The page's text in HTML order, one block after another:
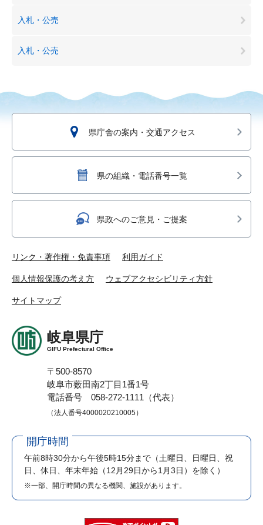
入札・公売
入札・公売
県庁舎の案内・交通アクセス
県の組織・電話番号一覧
県政へのご意見・ご提案
リンク・著作権・免責事項 利用ガイド
個人情報保護の考え方 ウェブアクセシビリティ方針
サイトマップ
岐阜県庁
GIFU Prefectural Office
〒500-8570
岐阜市薮田南2丁目1番1号
電話番号 058-272-1111（代表）
（法人番号4000020210005）
開庁時間
午前8時30分から午後5時15分まで （土曜日、日曜日、祝
日、休日、年末年始（12月29日から1月3日）を除く）
※一部、開庁時間の異なる機関、施設があります。